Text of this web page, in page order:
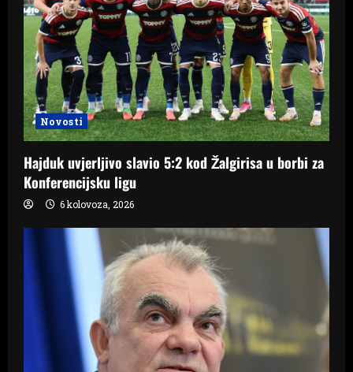
Novosti
Hajduk uvjerljivo slavio 5:2 kod Žalgirisa u borbi za
Konferencijsku ligu
6 kolovoza, 2026